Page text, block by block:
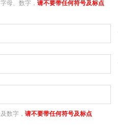
母、数字， 请不要带任何符号及标点
数字， 请不要带任何符号及标点